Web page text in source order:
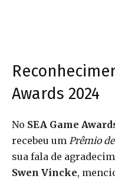
Awards 2024
No SEA Game
recebeu um Prêmio
sua fala de
Swen Vincke,